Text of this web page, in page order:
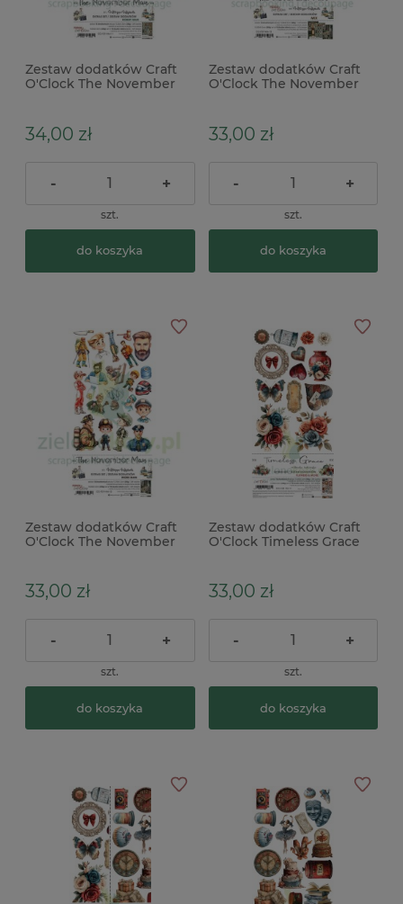
Zestaw dodatków Craft
O'Clock The November
34,00 zł
- +
szt.
do koszyka
Zestaw dodatków Craft
O'Clock The November
33,00 zł
- +
szt.
do koszyka
Zestaw dodatków Craft
O'Clock The November
33,00 zł
- +
szt.
do koszyka
Zestaw dodatków Craft
O'Clock Timeless Grace
33,00 zł
- +
szt.
do koszyka